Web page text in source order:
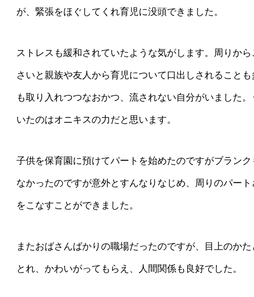
が、緊張をほぐしてくれ育児に没頭できました。
ストレスも緩和されていたような気がします。周りか
さいと親族や友人から育児について口出しされること
も取り入れつつなおかつ、流されない自分がいました
いたのはオニキスの力だと思います。
子供を保育園に預けてパートを始めたのですがブラン
なかったのですが意外とすんなりなじめ、周りのパー
をこなすことができました。
またおばさんばかりの職場だったのですが、目上のか
とれ、かわいがってもらえ、人間関係も良好でした。